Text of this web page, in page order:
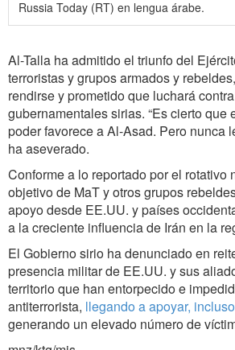
Russia Today (RT) en lengua árabe.
Al-Talla ha admitido el triunfo del
terroristas y grupos armados y
rendirse y prometido que luchará
gubernamentales sirias. “Es cierto que
poder favorece a Al-Asad. Pero nunca
ha aseverado.
Conforme a lo reportado por el rotativo
objetivo de MaT y otros grupos
apoyo desde EE.UU. y países
a la creciente influencia de Irán en la
El Gobierno sirio ha denunciado en
presencia militar de EE.UU. y sus
territorio que han entorpecido e
antiterrorista, llegando a apoyar,
generando un elevado número de